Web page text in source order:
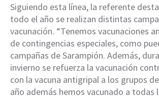
Siguiendo esta línea, la referente
todo el año se realizan distintas
vacunación. “Tenemos vacunaciones
de contingencias especiales, como
campañas de Sarampión. Además,
invierno se refuerza la vacunación
con la vacuna antigripal a los grupos
año además hemos vacunado a todas